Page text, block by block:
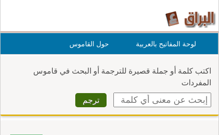
لوحة المفاتيح بالعربية حول القاموس
اكتب كلمة أو جملة قصيرة للترجمة أو البحث في قاموس
المفردات